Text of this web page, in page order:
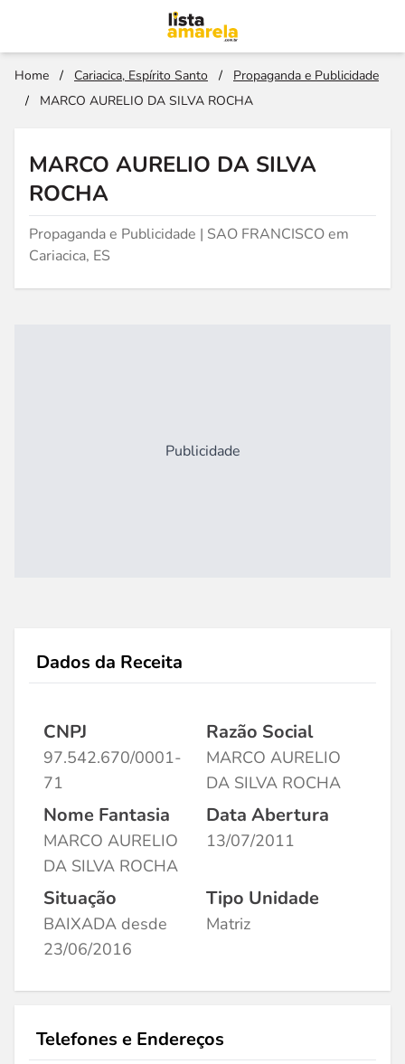
Home / Cariacica, Espírito Santo /
Propaganda e Publicidade
/
MARCO AURELIO DA SILVA ROCHA
MARCO AURELIO DA SILVA
ROCHA
Propaganda e Publicidade | SAO FRANCISCO em
Cariacica, ES
Publicidade
Dados da Receita
CNPJ
97.542.670/0001-
71
Razão Social
MARCO AURELIO
DA SILVA ROCHA
Nome Fantasia
MARCO AURELIO
DA SILVA ROCHA
Data Abertura
13/07/2011
Situação
BAIXADA desde
23/06/2016
Tipo Unidade
Matriz
Telefones e Endereços